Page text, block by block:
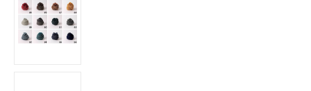
TUTE PANTALONI